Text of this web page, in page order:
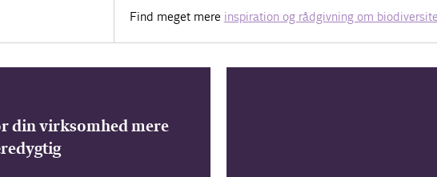
Find meget mere inspiration og rådgivning om
din virksomhed mere